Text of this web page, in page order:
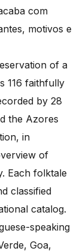
com
motivos e
of a
116 faithfully
by 28
the Azores
in
of
Each folktale
classified
catalog.
speaking
Goa,